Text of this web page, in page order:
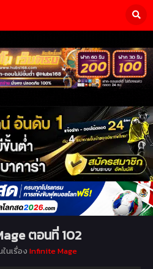
ตอนที่ 102
นเรื่อง Infinite Mage